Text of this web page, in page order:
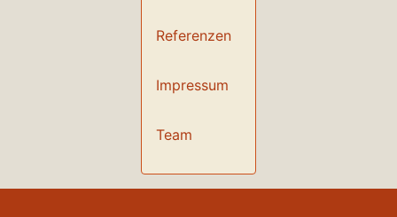
Referenzen
Impressum
Team